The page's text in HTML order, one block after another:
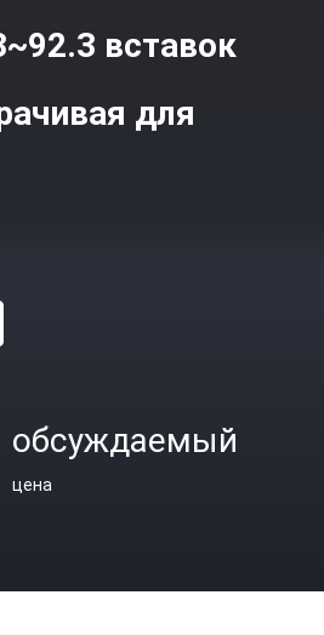
вставок
для
обсуждаемый
цена